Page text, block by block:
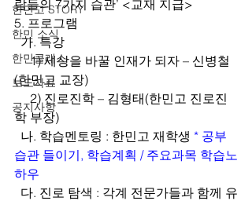
한민고 STORY
한민 소식
한민클래스
보도자료
공지사항
람들의 7가지 습관’ <교재 지급>
5. 프로그램
가. 특강
1) 세상을 바꿀 인재가 되자 – 신병철
(한민고 교장)
2) 진로진학 – 김형태(한민고 진로진
학 부장)
나. 학습멘토링 : 한민고 재학생 * 공부
습관 들이기, 학습계획 / 주요과목 학습노
하우
다. 진로 탐색 : 각계 전문가들과 함께 유